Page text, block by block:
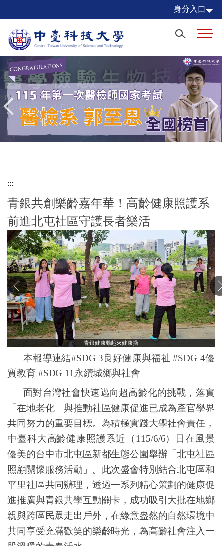
到
要
容
區
身分入口
:::
青銀共創樂齡嘉年華！高齡健康照護系
前進北屯社區守護長者樂活
青銀健康動起來健康操
本報導連結#SDG 3良好健康與福祉 #SDG 4優
質教育 #SDG 11永續城鄉與社會
面對台灣社會快速邁向超高齡化的挑戰，落實
「在地老化」與推動社區健康促進已成為產官學界
共同努力的重要目標。為積極實踐大學社會責任，
中臺科大高齡健康照護系近（ 115/6/6）日在風景
優美的台中市北屯區新都生態公園舉辦「北屯社區
照顧關懷服務活動」。此次盛會特別結合北屯區和
平里社區共同辦理，透過一系列精心策劃的健康促
進推廣與青銀共學互動關卡，成功吸引大批在地鄉
親與跨區民眾走出戶外，在綠意盎然的自然環境中
共同享受充滿歡笑的樂齡時光，為高齡社會注入一